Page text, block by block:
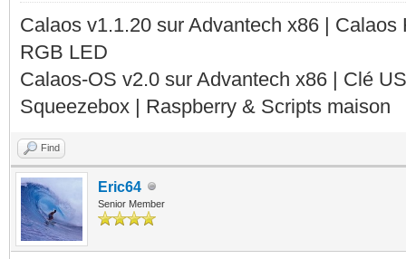
Calaos v1.1.20 sur Advantech x86 |
RGB LED
Calaos-OS v2.0 sur Advantech x86 | Clé
Squeezebox | Raspberry & Scripts maison
Find
Eric64
Senior Member